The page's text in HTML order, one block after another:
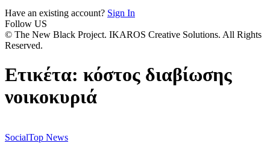
Have an existing account? Sign In
Follow US
© The New Black Project. IKAROS Creative Solutions. All Rights
Reserved.
Ετικέτα: κόστος διαβίωσης
νοικοκυριά
SocialTop News